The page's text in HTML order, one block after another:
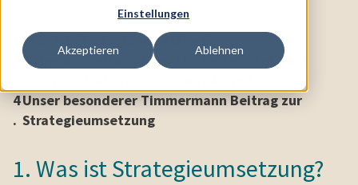
Einstellungen
Akzeptieren Ablehnen
1.Was ist Strategieumsetzung?
2.Schwierigkeiten in der Strategieumsetzung
4
.
Unser besonderer Timmermann Beitrag zur
Strategieumsetzung
1. Was ist Strategieumsetzung?